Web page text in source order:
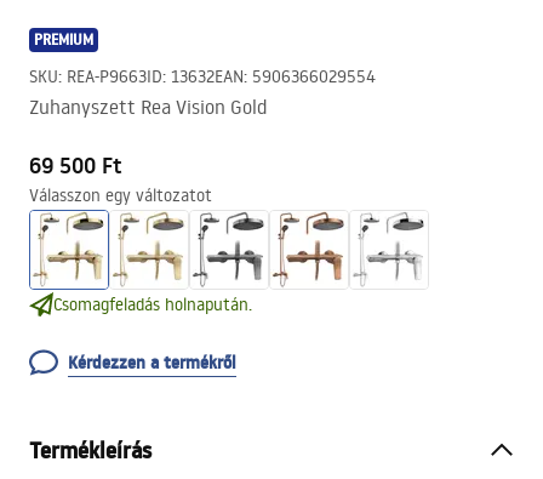
PREMIUM
SKU: REA-P9663ID: 13632EAN: 5906366029554
Zuhanyszett Rea Vision Gold
69 500 Ft
Válasszon egy változatot
Csomagfeladás holnapután.
Kérdezzen a termékről
Termékleírás